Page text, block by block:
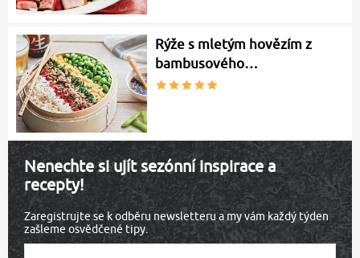
Rýže s mletým hovězím z
bambusového…
Nenechte si ujít sezónní inspirace a
recepty!
Zaregistrujte se k odběru newsletteru a my vám každý týden
zašleme osvědčené tipy.